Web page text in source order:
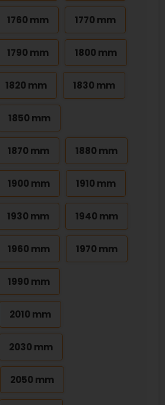
1760 mm 1770 mm
1790 mm 1800 mm
1820 mm 1830 mm
1850 mm
1870 mm 1880 mm
1900 mm 1910 mm
1930 mm 1940 mm
1960 mm 1970 mm
1990 mm
2010 mm
2030 mm
2050 mm